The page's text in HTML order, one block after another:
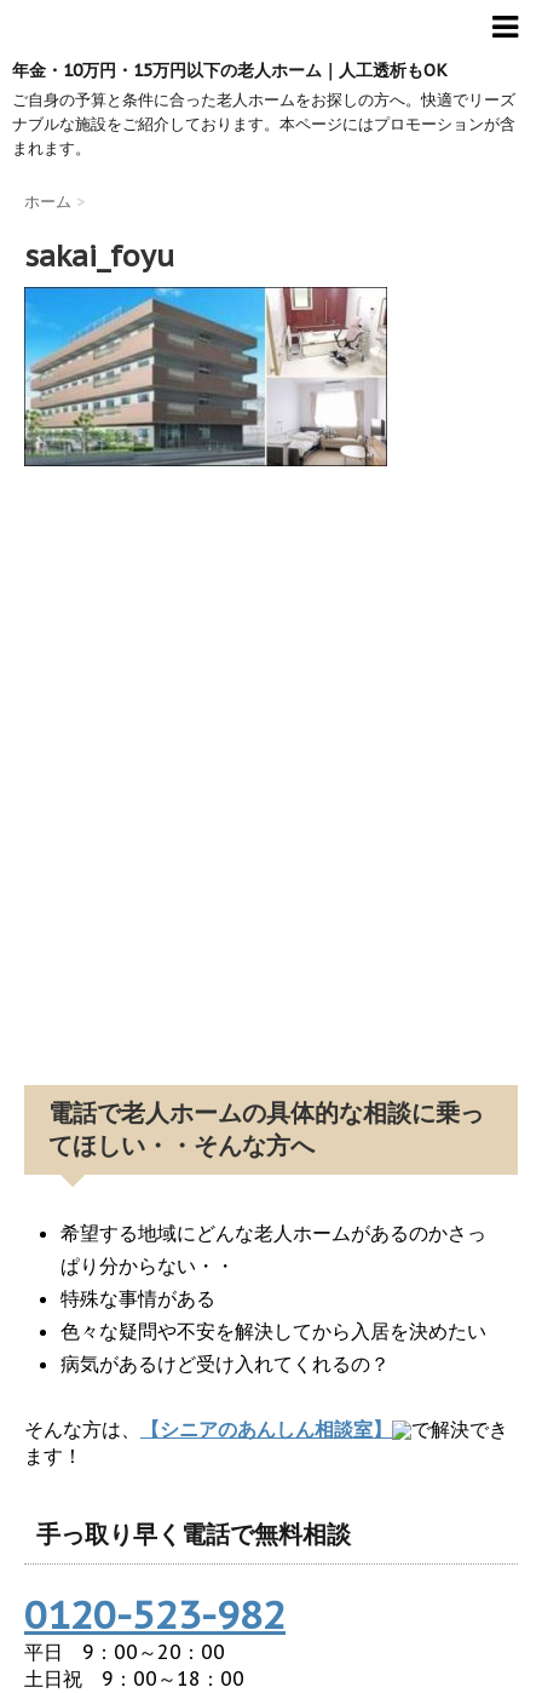
年金・10万円・15万円以下の老人ホーム｜人工透析もOK
ご自身の予算と条件に合った老人ホームをお探しの方へ。快適でリーズ
ナブルな施設をご紹介しております。本ページにはプロモーションが含
まれます。
ホーム >
sakai_foyu
電話で老人ホームの具体的な相談に乗っ
てほしい・・そんな方へ
希望する地域にどんな老人ホームがあるのかさっ
ぱり分からない・・
特殊な事情がある
色々な疑問や不安を解決してから入居を決めたい
病気があるけど受け入れてくれるの？
そんな方は、 【シニアのあんしん相談室】
で解決でき
ます！
手っ取り早く電話で無料相談
0120-523-982
平日 9：00～20：00
土日祝 9：00～18：00